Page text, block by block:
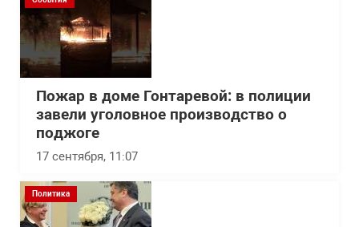
Пожар в доме Гонтаревой: в полиции
завели уголовное производство о
поджоге
17 сентября, 11:07
Политика